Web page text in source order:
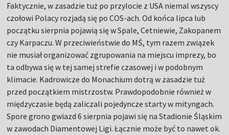
Faktycznie, w zasadzie tuż po przylocie z USA niemal wszyscy
czołowi Polacy rozjadą się po COS-ach. Od końca lipca lub
początku sierpnia pojawią się w Spale, Cetniewie, Zakopanem
czy Karpaczu. W przeciwieństwie do MŚ, tym razem związek
nie musiał organizować zgrupowania na miejscu imprezy, bo
ta odbywa się w tej samej strefie czasowej i w podobnym
klimacie. Kadrowicze do Monachium dotrą w zasadzie tuż
przed początkiem mistrzostw. Prawdopodobnie również w
międzyczasie będą zaliczali pojedyncze starty w mityngach.
Spore grono gwiazd 6 sierpnia pojawi się na Stadionie Śląskim
w zawodach Diamentowej Ligi. Łącznie może być to nawet ok.